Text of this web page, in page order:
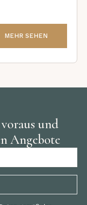
MEHR SEHEN
und
Angebote